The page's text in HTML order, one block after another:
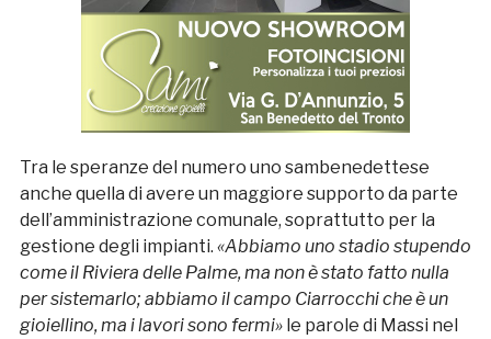
Tra le speranze del numero uno sambenedettese
anche quella di avere un maggiore supporto da parte
dell’amministrazione comunale, soprattutto per la
gestione degli impianti. «Abbiamo uno stadio stupendo
come il Riviera delle Palme, ma non è stato fatto nulla
per sistemarlo; abbiamo il campo Ciarrocchi che è un
gioiellino, ma i lavori sono fermi»le parole di Massi nel